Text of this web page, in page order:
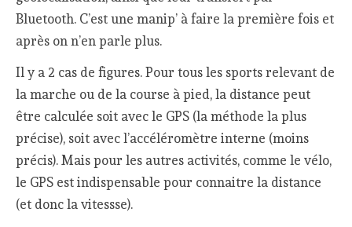
Bluetooth. C’est une manip’ à faire la première fois et
après on n’en parle plus.
Il y a 2 cas de figures. Pour tous les sports relevant de
la marche ou de la course à pied, la distance peut
être calculée soit avec le GPS (la méthode la plus
précise), soit avec l’accéléromètre interne (moins
précis). Mais pour les autres activités, comme le vélo,
le GPS est indispensable pour connaitre la distance
(et donc la vitessse).